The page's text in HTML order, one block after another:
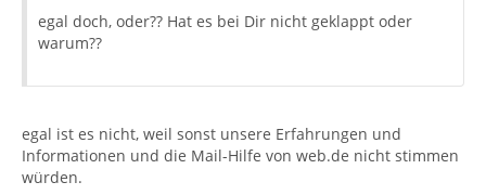
egal doch, oder?? Hat es bei Dir nicht geklappt oder
warum??
egal ist es nicht, weil sonst unsere Erfahrungen und
Informationen und die Mail-Hilfe von web.de nicht stimmen
würden.